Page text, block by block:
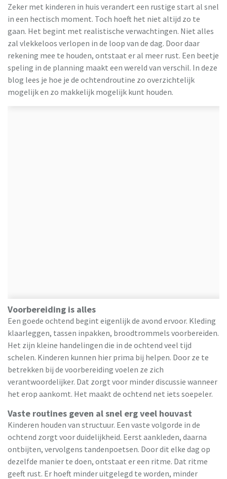
Zeker met kinderen in huis verandert een rustige start al snel
in een hectisch moment. Toch hoeft het niet altijd zo te
gaan. Het begint met realistische verwachtingen. Niet alles
zal vlekkeloos verlopen in de loop van de dag. Door daar
rekening mee te houden, ontstaat er al meer rust. Een beetje
speling in de planning maakt een wereld van verschil. In deze
blog lees je hoe je de ochtendroutine zo overzichtelijk
mogelijk en zo makkelijk mogelijk kunt houden.
Voorbereiding is alles
Een goede ochtend begint eigenlijk de avond ervoor. Kleding
klaarleggen, tassen inpakken, broodtrommels voorbereiden.
Het zijn kleine handelingen die in de ochtend veel tijd
schelen. Kinderen kunnen hier prima bij helpen. Door ze te
betrekken bij de voorbereiding voelen ze zich
verantwoordelijker. Dat zorgt voor minder discussie wanneer
het erop aankomt. Het maakt de ochtend net iets soepeler.
Vaste routines geven al snel erg veel houvast
Kinderen houden van structuur. Een vaste volgorde in de
ochtend zorgt voor duidelijkheid. Eerst aankleden, daarna
ontbijten, vervolgens tandenpoetsen. Door dit elke dag op
dezelfde manier te doen, ontstaat er een ritme. Dat ritme
geeft rust. Er hoeft minder uitgelegd te worden, minder